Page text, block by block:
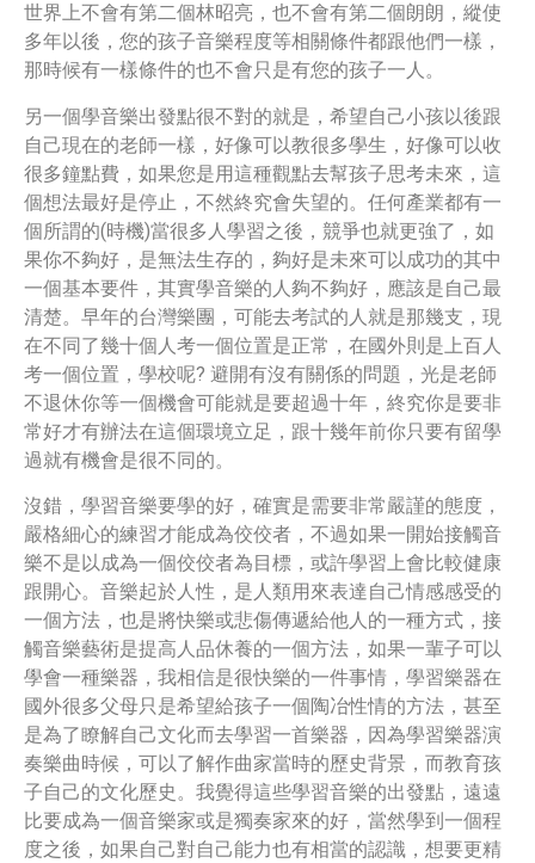
世界上不會有第二個林昭亮，也不會有第二個朗朗，縱使
多年以後，您的孩子音樂程度等相關條件都跟他們一樣，
那時候有一樣條件的也不會只是有您的孩子一人。
另一個學音樂出發點很不對的就是，希望自己小孩以後跟
自己現在的老師一樣，好像可以教很多學生，好像可以收
很多鐘點費，如果您是用這種觀點去幫孩子思考未來，這
個想法最好是停止，不然終究會失望的。任何產業都有一
個所謂的(時機)當很多人學習之後，競爭也就更強了，如
果你不夠好，是無法生存的，夠好是未來可以成功的其中
一個基本要件，其實學音樂的人夠不夠好，應該是自己最
清楚。早年的台灣樂團，可能去考試的人就是那幾支，現
在不同了幾十個人考一個位置是正常，在國外則是上百人
考一個位置，學校呢? 避開有沒有關係的問題，光是老師
不退休你等一個機會可能就是要超過十年，終究你是要非
常好才有辦法在這個環境立足，跟十幾年前你只要有留學
過就有機會是很不同的。
沒錯，學習音樂要學的好，確實是需要非常嚴謹的態度，
嚴格細心的練習才能成為佼佼者，不過如果一開始接觸音
樂不是以成為一個佼佼者為目標，或許學習上會比較健康
跟開心。音樂起於人性，是人類用來表達自己情感感受的
一個方法，也是將快樂或悲傷傳遞給他人的一種方式，接
觸音樂藝術是提高人品休養的一個方法，如果一輩子可以
學會一種樂器，我相信是很快樂的一件事情，學習樂器在
國外很多父母只是希望給孩子一個陶冶性情的方法，甚至
是為了瞭解自己文化而去學習一首樂器，因為學習樂器演
奏樂曲時候，可以了解作曲家當時的歷史背景，而教育孩
子自己的文化歷史。我覺得這些學習音樂的出發點，遠遠
比要成為一個音樂家或是獨奏家來的好，當然學到一個程
度之後，如果自己對自己能力也有相當的認識，想要更精